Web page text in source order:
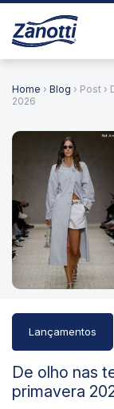
Home › Blog › Post
2026
Lançamentos
De olho nas
primavera